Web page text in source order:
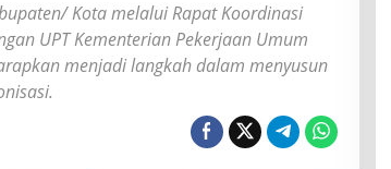
Kota melalui Rapat Koordinasi
UPT Kementerian Pekerjaan Umum
menjadi langkah dalam menyusun